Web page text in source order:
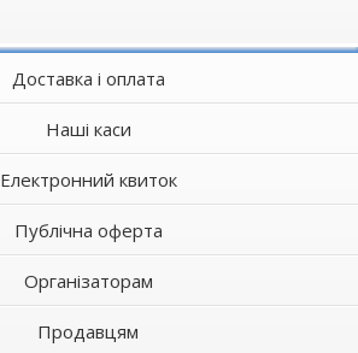
Доставка і оплата
Наші каси
Електронний квиток
Публічна оферта
Організаторам
Продавцям